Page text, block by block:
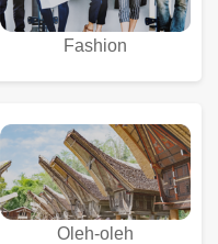
Fashion
Oleh-oleh